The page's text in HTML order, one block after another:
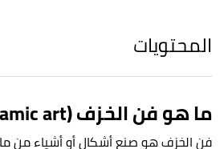
المحتويات
ما هو فن الخزف (Ceramic art)؟
فن الخزف هو صنع أشكال أو أشياء من